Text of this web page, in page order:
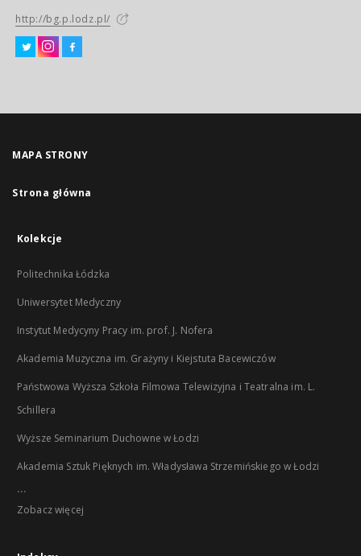
http://bg.p.lodz.pl/
MAPA STRONY
Strona główna
Kolekcje
Politechnika Łódzka
Uniwersytet Medyczny
Instytut Medycyny Pracy im. prof. J. Nofera
Akademia Muzyczna im. Grażyny i Kiejstuta Bacewiczów
Państwowa Wyższa Szkoła Filmowa Telewizyjna i Teatralna im. L.
Schillera
Wyższe Seminarium Duchowne w Łodzi
Akademia Sztuk Pięknych im. Władysława Strzemińskiego w Łodzi
...
Zobacz więcej